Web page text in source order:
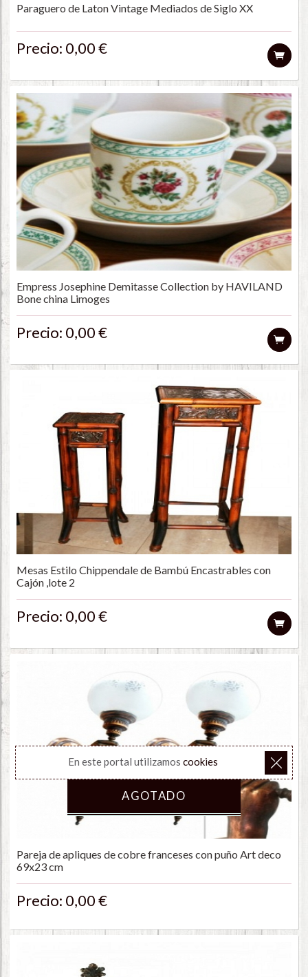
Paraguero de Laton Vintage Mediados de Siglo XX
Precio: 0,00 €
Empress Josephine Demitasse Collection by HAVILAND
Bone china Limoges
Precio: 0,00 €
Mesas Estilo Chippendale de Bambú Encastrables con
Cajón ,lote 2
Precio: 0,00 €
AGOTADO
Pareja de apliques de cobre franceses con puño Art deco
69x23 cm
Precio: 0,00 €
En este portal utilizamos cookies